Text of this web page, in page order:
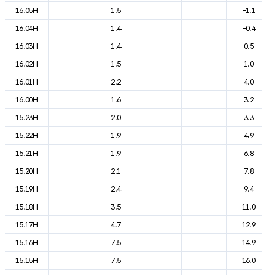
16.05H
1.5
-1.1
16.04H
1.4
-0.4
16.03H
1.4
0.5
16.02H
1.5
1.0
16.01H
2.2
4.0
16.00H
1.6
3.2
15.23H
2.0
3.3
15.22H
1.9
4.9
15.21H
1.9
6.8
15.20H
2.1
7.8
15.19H
2.4
9.4
15.18H
3.5
11.0
15.17H
4.7
12.9
15.16H
7.5
14.9
15.15H
7.5
16.0